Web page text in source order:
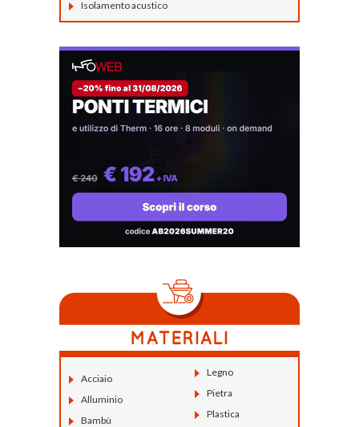
Isolamento acustico
Acciaio
Alluminio
Bambù
Legno
Pietra
Plastica